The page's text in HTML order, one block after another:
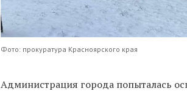
Фото: прокуратура Красноярского края
Администрация города попыталась